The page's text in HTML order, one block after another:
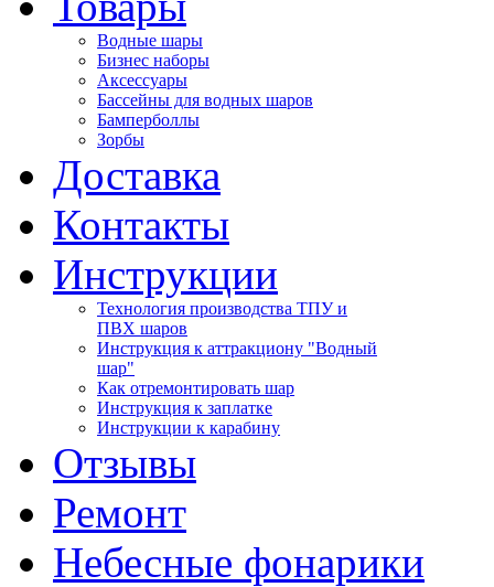
Водные шары
Бизнес наборы
Аксессуары
Бассейны для водных шаров
Бамперболлы
Зорбы
Доставка
Контакты
Инструкции
Технология производства ТПУ и
ПВХ шаров
Инструкция к аттракциону "Водный
шар"
Как отремонтировать шар
Инструкция к заплатке
Инструкции к карабину
Отзывы
Ремонт
Небесные фонарики